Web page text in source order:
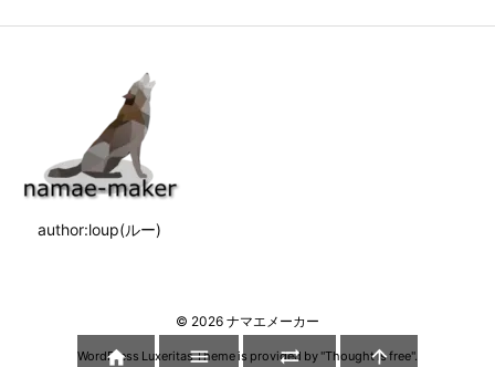
author:loup(ルー)
© 2026 ナマエメーカー
WordPress Luxeritas Theme is provided by "Thought is free".
   